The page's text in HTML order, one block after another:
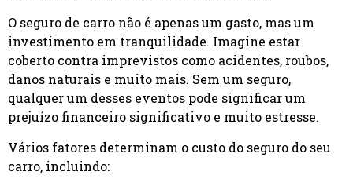
O seguro de carro não é apenas um gasto, mas um
investimento em tranquilidade. Imagine estar
coberto contra imprevistos como acidentes, roubos,
danos naturais e muito mais. Sem um seguro,
qualquer um desses eventos pode significar um
prejuízo financeiro significativo e muito estresse.
Vários fatores determinam o custo do seguro do seu
carro, incluindo: